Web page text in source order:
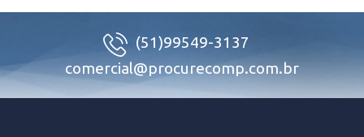
(51)99549-3137
comercial@procurecomp.com.br